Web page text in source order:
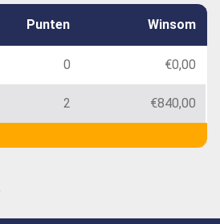
Punten Winsom
0 €0,00
2 €840,00